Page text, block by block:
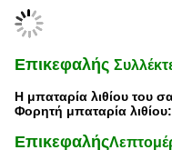
Επικεφαλής
Η μπαταρία λιθίου του